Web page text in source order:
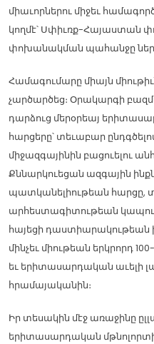
միաւորներու միջեւ
կողմէ՝ Սփիւռք-Հայաստան
փոխանակման պահանջը
Համագումարը միայն
չարծարծեց։ Օրակարգի
դարձուց մերօրեայ
հարցերը՝ տեւաբար
միջազգայինին բացուելու
Քննարկուեցան ազգային
պատկանելիութեան հարցը,
արհեստագիտութեան
հայեցի դաստիարակութեան
մինչեւ միութեան երկրորդ
եւ երիտասարդական աւելի
հրամայականին։
Իր տեսակին մէջ առաջինը
երիտասարդական